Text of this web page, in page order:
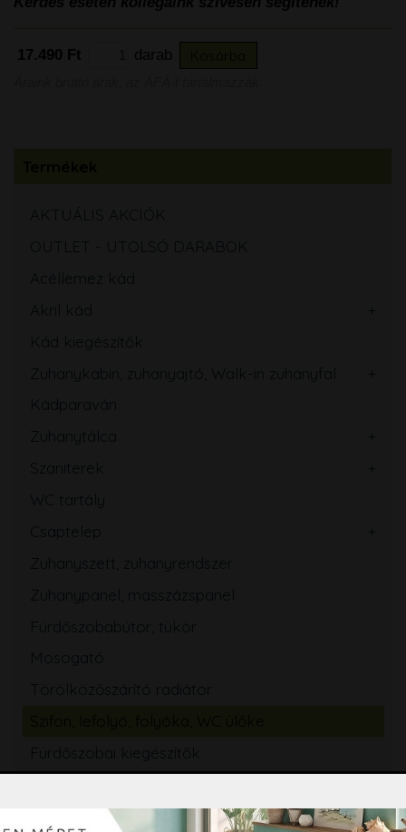
17.490 Ft darab
AKTUÁLIS AKCIÓK
OUTLET - UTOLSÓ DARABOK
Acéllemez kád
Akril kád
Kád kiegészítők
Zuhanykabin, zuhanyajtó, Walk-in zuhanyfal
Kádparaván
Zuhanytálca
Szaniterek
WC tartály
Csaptelep
Zuhanyszett, zuhanyrendszer
Zuhanypanel, masszázspanel
Fürdőszobabútor, tükör
Mosogató
Törölközőszárító radiátor
Fürdőszobai kiegészítők
Tisztító és ápolószerek